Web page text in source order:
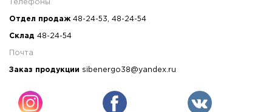
Телефоны
Отдел продаж 48-24-53 48-24-54
Склад 48-24-54
Почта
Заказ продукции sibenergo38@yandex.ru